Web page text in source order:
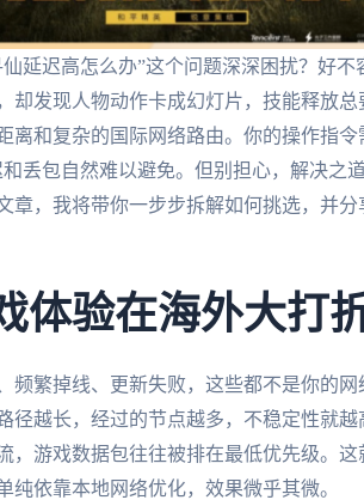
延迟高怎么办”这个问题深深困扰？好
却发现人物动作卡成幻灯片，技能释放
离和复杂的国际网络路由。你的操作指
丢包自然难以避免。但别担心，解决之
章，我将带你一步步拆解如何挑选，并分
体验在海外大打折
频繁掉线、更新失败，这些都不是你的
径越长，经过的节点越多，不稳定性就
，游戏数据包往往被排在最低优先级。
纯依靠本地网络优化，效果微乎其微。